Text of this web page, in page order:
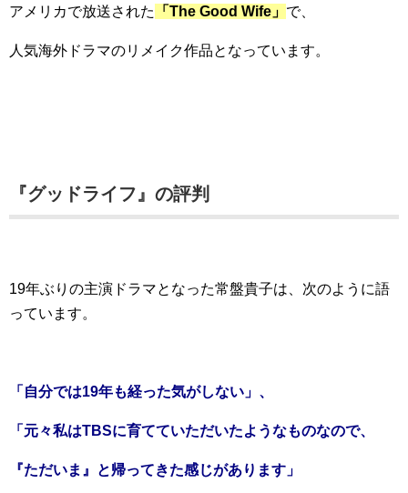
アメリカで放送された 「The Good Wife」 で、
人気海外ドラマのリメイク作品となっています。
『グッドライフ』の評判
19年ぶりの主演ドラマとなった常盤貴子は、次のように語
っています。
「自分では19年も経った気がしない」、
「元々私はTBSに育てていただいたようなものなので、
『ただいま』と帰ってきた感じがあります」